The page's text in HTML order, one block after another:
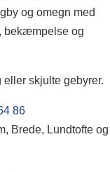
og omegn med
bekæmpelse og
skjulte gebyrer.
86
Brede, Lundtofte og